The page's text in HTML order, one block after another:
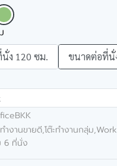
ง 120 ซม. ขนาดต่อที่นั่
ทำงานขายดี,โต๊ะทำงานกลุ่ม
6 ที่นั่ง